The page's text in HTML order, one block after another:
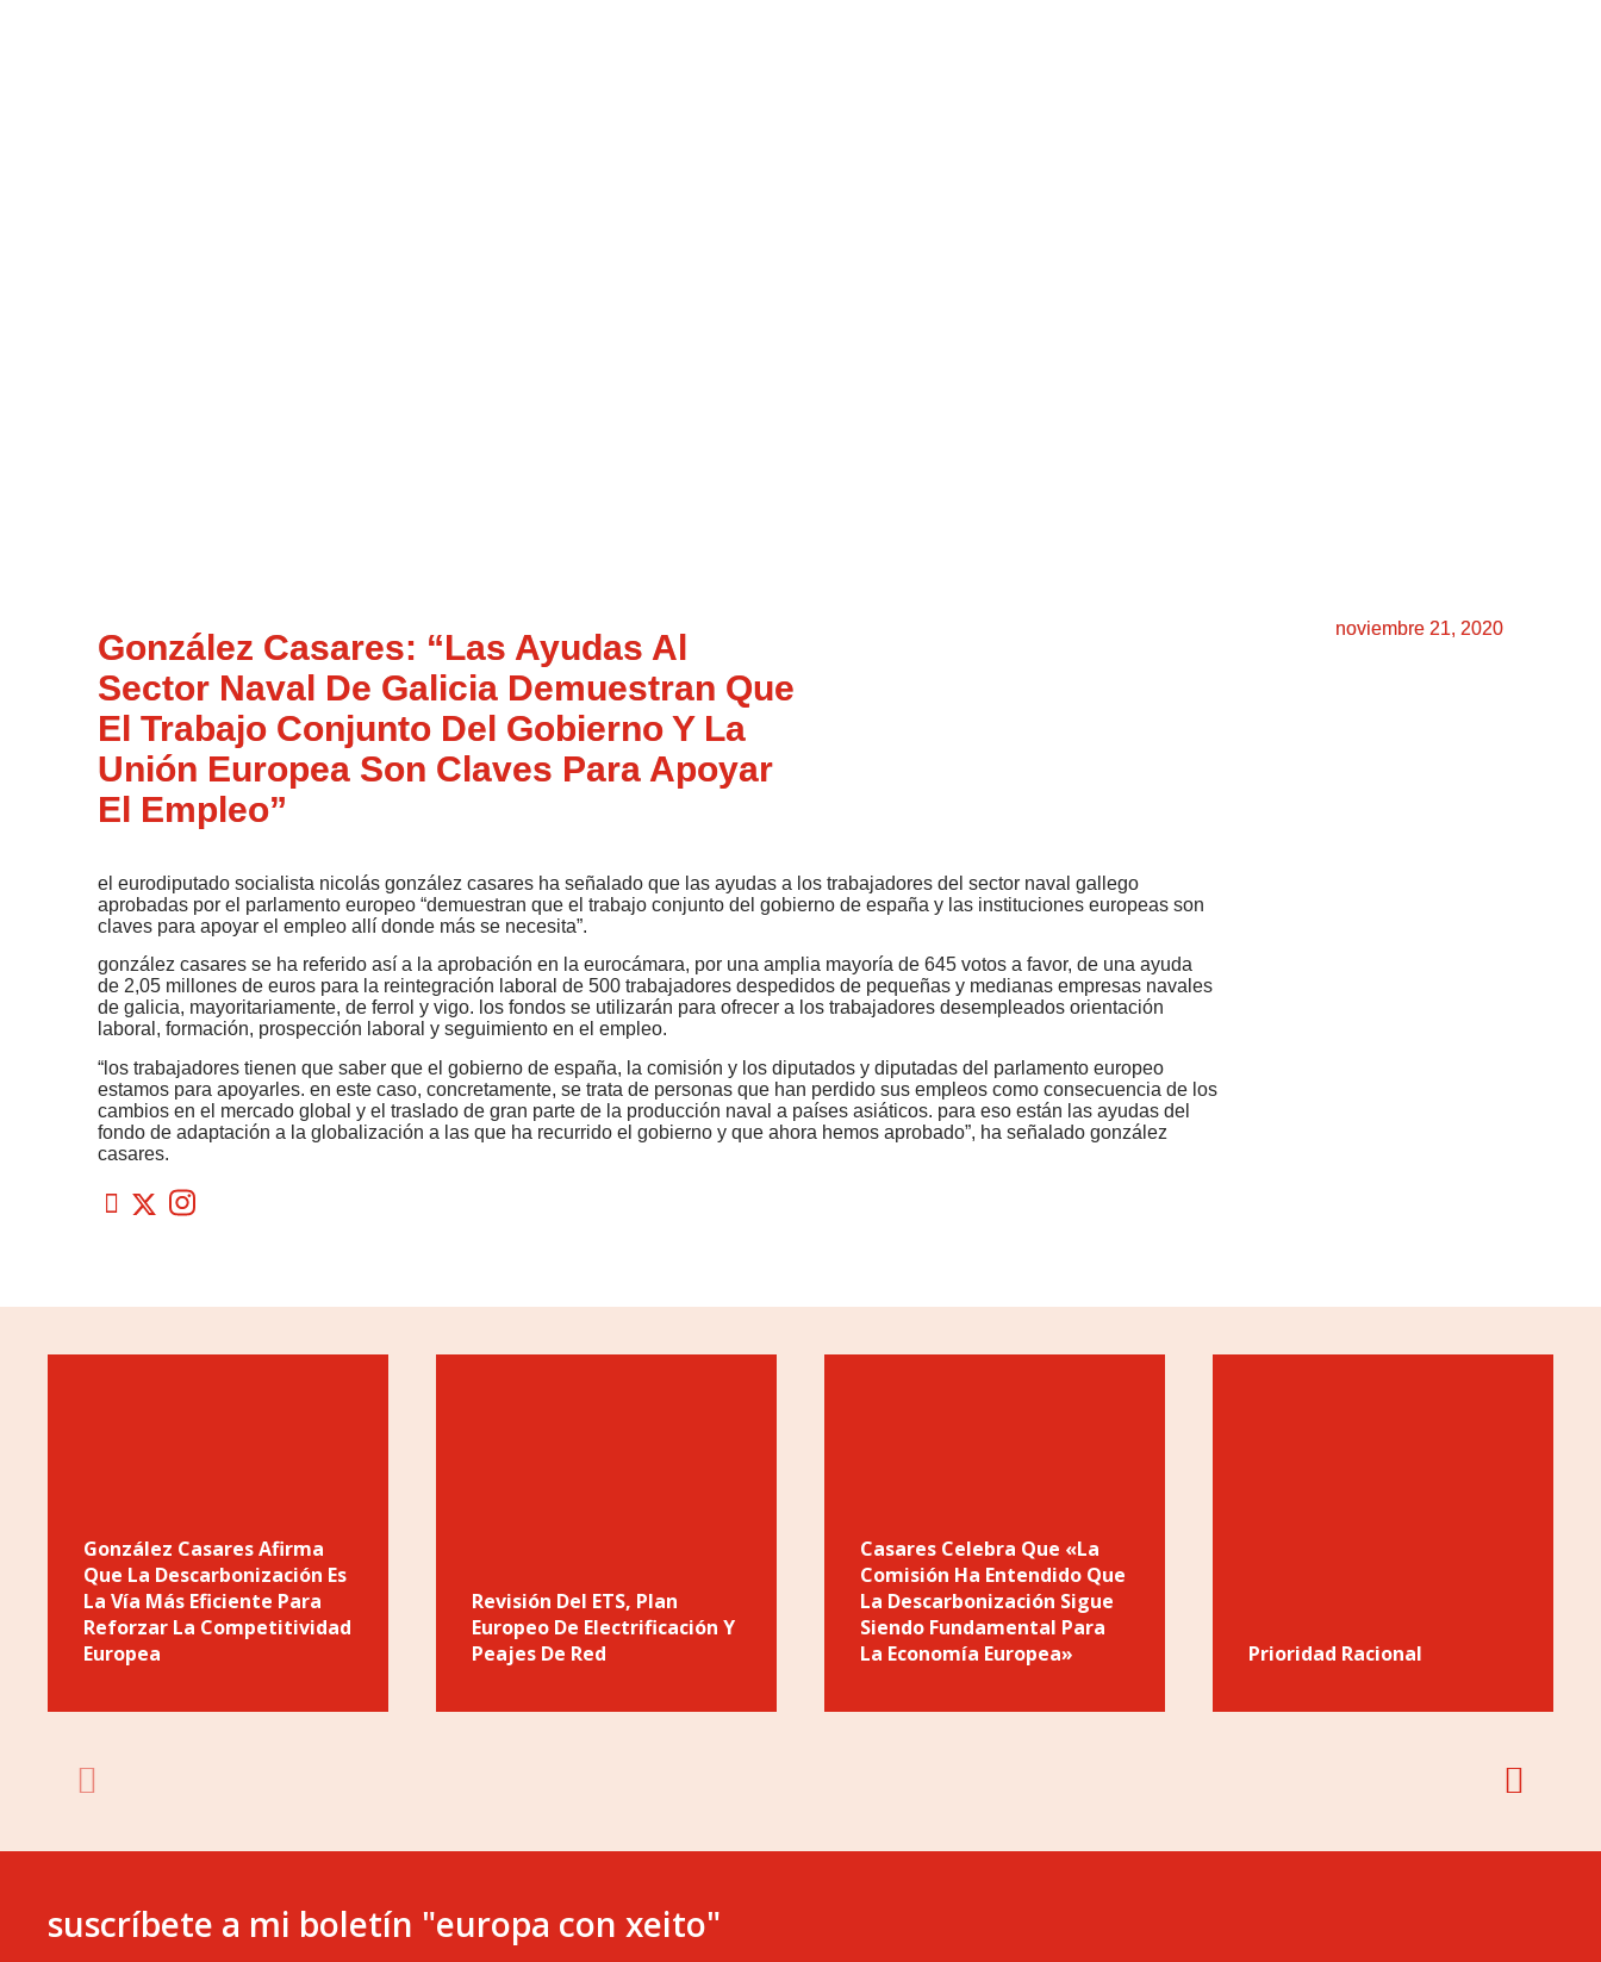
González Casares: “Las Ayudas Al
Sector Naval De Galicia Demuestran Que
El Trabajo Conjunto Del Gobierno Y La
Unión Europea Son Claves Para Apoyar
El Empleo”
noviembre 21, 2020
el eurodiputado socialista nicolás gonzález casares ha señalado que las ayudas a los trabajadores del sector naval gallego
aprobadas por el parlamento europeo “demuestran que el trabajo conjunto del gobierno de españa y las instituciones europeas son
claves para apoyar el empleo allí donde más se necesita”.
gonzález casares se ha referido así a la aprobación en la eurocámara, por una amplia mayoría de 645 votos a favor, de una ayuda
de 2,05 millones de euros para la reintegración laboral de 500 trabajadores despedidos de pequeñas y medianas empresas navales
de galicia, mayoritariamente, de ferrol y vigo. los fondos se utilizarán para ofrecer a los trabajadores desempleados orientación
laboral, formación, prospección laboral y seguimiento en el empleo.
“los trabajadores tienen que saber que el gobierno de españa, la comisión y los diputados y diputadas del parlamento europeo
estamos para apoyarles. en este caso, concretamente, se trata de personas que han perdido sus empleos como consecuencia de los
cambios en el mercado global y el traslado de gran parte de la producción naval a países asiáticos. para eso están las ayudas del
fondo de adaptación a la globalización a las que ha recurrido el gobierno y que ahora hemos aprobado”, ha señalado gonzález
casares.
González Casares Afirma
Que La Descarbonización Es
La Vía Más Eficiente Para
Reforzar La Competitividad
Europea
Revisión Del ETS, Plan
Europeo De Electrificación Y
Peajes De Red
Casares Celebra Que «la
Comisión Ha Entendido Que
La Descarbonización Sigue
Siendo Fundamental Para
La Economía Europea»
Prioridad Racional
suscríbete a mi boletín "europa con xeito"